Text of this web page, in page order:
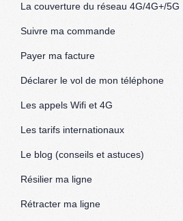
La couverture du réseau 4G/4G+/5G
Suivre ma commande
Payer ma facture
Déclarer le vol de mon téléphone
Les appels Wifi et 4G
Les tarifs internationaux
Le blog (conseils et astuces)
Résilier ma ligne
Rétracter ma ligne